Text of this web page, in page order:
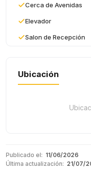
Cerca de Avenidas
Elevador
Salon de Recepción
Ubicación
Publicado el: 11/06/2026
Última actualización: 21/07/